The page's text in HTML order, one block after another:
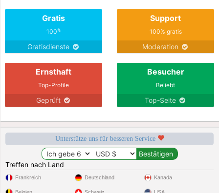
Gratis
100%
Gratisdienste
Support
100% gratis
Moderation
Ernsthaft
Top-Profile
Geprüft
Besucher
Beliebt
Top-Seite
Unterstütze uns für besseren Service
Treffen nach Land
Frankreich Deutschland Kanada